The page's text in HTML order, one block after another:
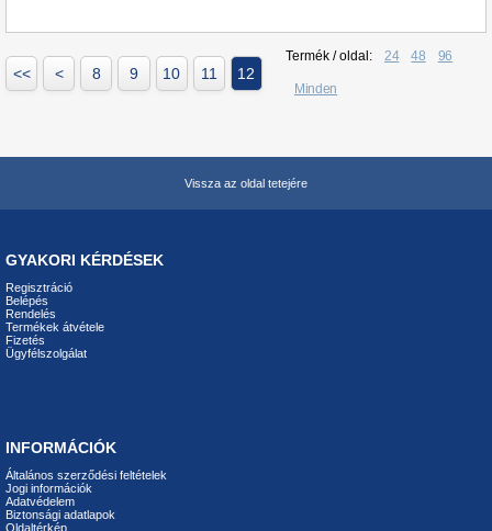
<< < 8 9 10 11 12
Termék / oldal: 24 48 96
Minden
Vissza az oldal tetejére
GYAKORI KÉRDÉSEK
Regisztráció
Belépés
Rendelés
Termékek átvétele
Fizetés
Ügyfélszolgálat
INFORMÁCIÓK
Általános szerződési feltételek
Jogi információk
Adatvédelem
Biztonsági adatlapok
Oldaltérkép